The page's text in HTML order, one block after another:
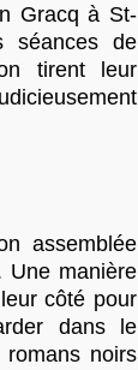
Gracq à St-
séances de
tirent leur
assemblée
Une manière
côté pour
dans le
noirs